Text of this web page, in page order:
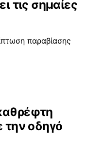
τις σημαίες
παραβίασης
την οδηγό